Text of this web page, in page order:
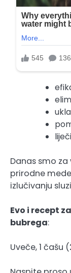
Danas smo
prirodne
izlučivanju
Evo i recept
bubrega:
Uveče, 1 čašu